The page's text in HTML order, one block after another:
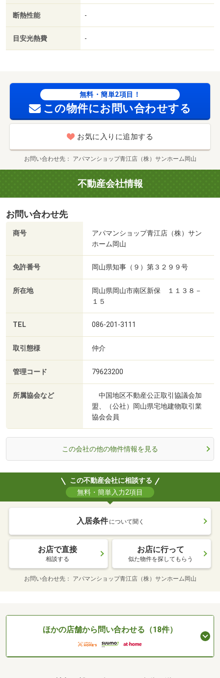
管理物件／プロパンガス／高速ネット対応／敷金・礼金不
要／保証会社利用可／ＩＴ重説 対応物件／初期費用カー
ド決済可／ローソン／後楽園通店（コンビニ）まで３５０
店（銀行）まで４００ｍ／出石郵便局（郵便局）まで５５
０ｍ／ら・む～マート／桃太郎通り店（スーパー）まで７
００ｍ/賃貸戸数:55戸
断熱性能 -
目安光熱費 -
無料・簡単2項目！
この物件にお問い合わせする
お気に入りに追加する
お問い合わせ先 アパマンショップ青江店（株）サンホーム岡山
不動産会社情報
お問い合わせ先
商号
アパマンショップ青江店（株）サン
ホーム岡山
免許番号 岡山県知事（９）第３２９９号
所在地
岡山県岡山市南区新保 １１３８－
１５
TEL 086-201-3111
取引態様 仲介
管理コード 79623200
所属協会など
中国地区不動産公正取引協議会加
盟、（公社）岡山県宅地建物取引業
協会会員
この会社の他の物件情報を見る
この不動産会社に相談する
無料・簡単入力2項目
入居条件 について聞く
お店で直接
相談する
お店に行って
似た物件を探してもらう
お問い合わせ先 アパマンショップ青江店（株）サンホーム岡山
ほかの店舗から問い合わせる（18件）